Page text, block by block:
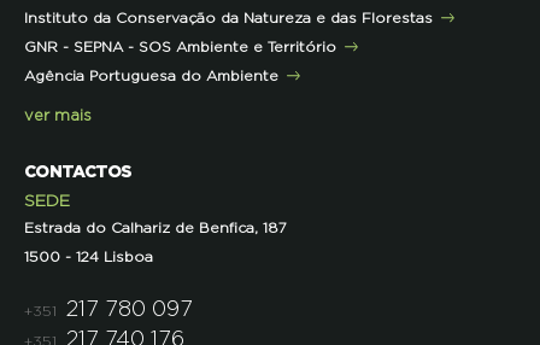
Parcerias
Projetos
Semana do Jornalismo de Ambiente 2023
Instituto da Conservação da Natureza e das Florestas
GNR - SEPNA - SOS Ambiente e Território
Agência Portuguesa do Ambiente
ver mais
CONTACTOS
SEDE
Estrada do Calhariz de Benfica, 187
1500 - 124 Lisboa
+351 217 780 097
+351 217 740 176